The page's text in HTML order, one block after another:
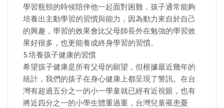
學習瓶頸的時候陪伴他一起面對困難，孩子通常能夠
培養出主動學習的習慣與能力，因為動力來自於自己
的興趣，學習的效果會比父母師長外在勉強的學習效
果好很多，也更能養成終身學習的習慣。
5.培養孩子健康的習慣
希望孩子健康是所有父母的願望，但根據最近幾年的
統計，我們的孩子在身心健康上都呈現了警訊。在台
灣有超過五分之一的小一學童就已經有近視眼，也有
將近四分之一的小學生體重過重，台灣兒童罹患憂